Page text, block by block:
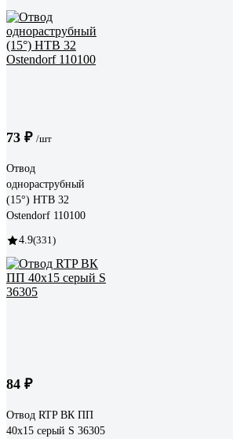
73 ₽ /шт
Отвод
однораструбный
(15°) HTB 32
Ostendorf 110100
4.9(331)
84 ₽
Отвод RTP ВК ПП
40x15 серый S 36305